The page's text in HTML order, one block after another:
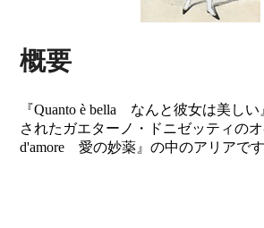
概要
『Quanto è bella なんと彼女は美し
されたガエターノ・ドニゼッティの
d'amore 愛の妙薬』の中のアリアです